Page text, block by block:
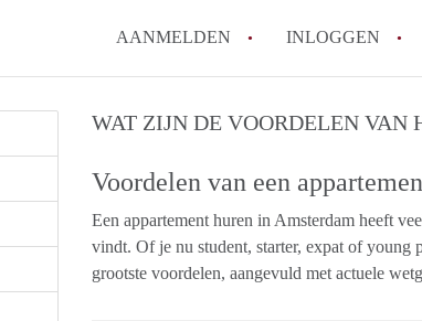
AANMELDEN INLOGGEN
Hoe
Wat
WAT ZIJN DE VOORDELEN VAN
Voordelen van een
Een appartement huren in Amsterdam heeft
vindt. Of je nu student, starter, expat of
grootste voordelen, aangevuld met actuele